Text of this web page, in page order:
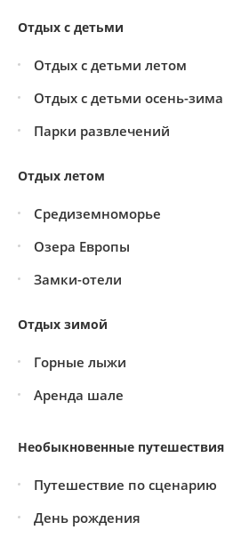
Отдых с детьми
Отдых с детьми летом
Отдых с детьми осень-зима
Парки развлечений
Отдых летом
Средиземноморье
Озера Европы
Замки-отели
Отдых зимой
Горные лыжи
Аренда шале
Необыкновенные путешествия
Путешествие по сценарию
День рождения